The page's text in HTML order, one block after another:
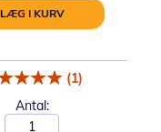
LÆG I KURV
(1)
Antal: